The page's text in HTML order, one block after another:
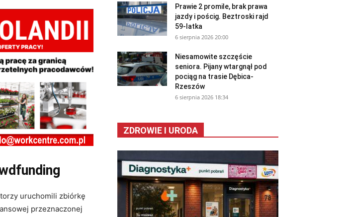
uruchomili zbiórkę
przeznaczonej
Prawie 2 promile, brak prawa
jazdy i pościg. Beztroski rajd
59-latka
6 sierpnia 2026 20:00
Niesamowite szczęście
seniora. Pijany wtargnął pod
pociąg na trasie Dębica-
Rzeszów
6 sierpnia 2026 18:34
ZDROWIE I URODA